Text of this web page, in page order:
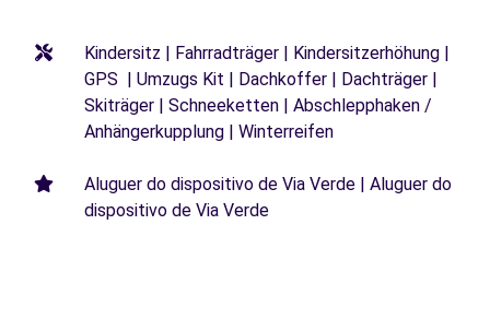
Kindersitz | Fahrradträger | Kindersitzerhöhung |
GPS | Umzugs Kit | Dachkoffer | Dachträger |
Skiträger | Schneeketten | Abschlepphaken /
Anhängerkupplung | Winterreifen
Aluguer do dispositivo de Via Verde | Aluguer do
dispositivo de Via Verde